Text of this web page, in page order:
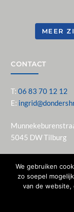
MEER
CONTACT
T:06 83 70 12 12
E:
5045 DW Tilburg
Algemene
Vacatures
We gebruiken
zo soepel
van de website,